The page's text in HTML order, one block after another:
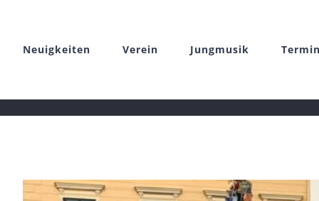
springenNeuigkeiten Verein Jungmusik